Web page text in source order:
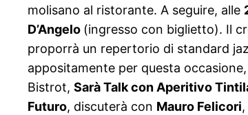
molisano al ristorante. A seguire, alle
D’Angelo (ingresso con biglietto). Il
proporrà un repertorio di standard
appositamente per questa
Bistrot, Sarà Talk con Aperitivo
Futuro, discuterà con Mauro Felicori,